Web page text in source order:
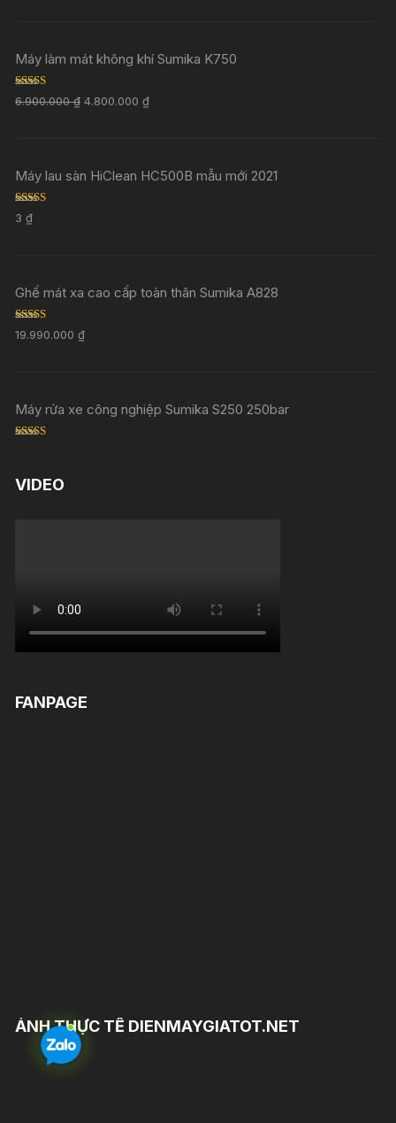
Máy làm mát không khí Sumika K750
Rated 5.00
out of 5
6.900.000₫ 4.800.000₫
Máy lau sàn HiClean HC500B mẫu mới 2021
Rated
out of 5
3₫
Ghế mát xa cao cấp toàn thân Sumika A828
Rated5.00
out of 5
19.990.000₫
Máy rửa xe công nghiệp Sumika S250 250bar
VIDEO
FANPAGE
ẢNH THỰC TẾ DIENMAYGIATOT.NET